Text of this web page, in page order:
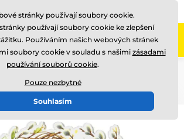
8-17)stránky používají soubory cookie.
používají soubory cookie ke zlepšení
Používáním našich webových stránek
soubory cookie v souladu s našimi zásadami
používání souborů cookie.
Pouze nezbytné
Souhlasím